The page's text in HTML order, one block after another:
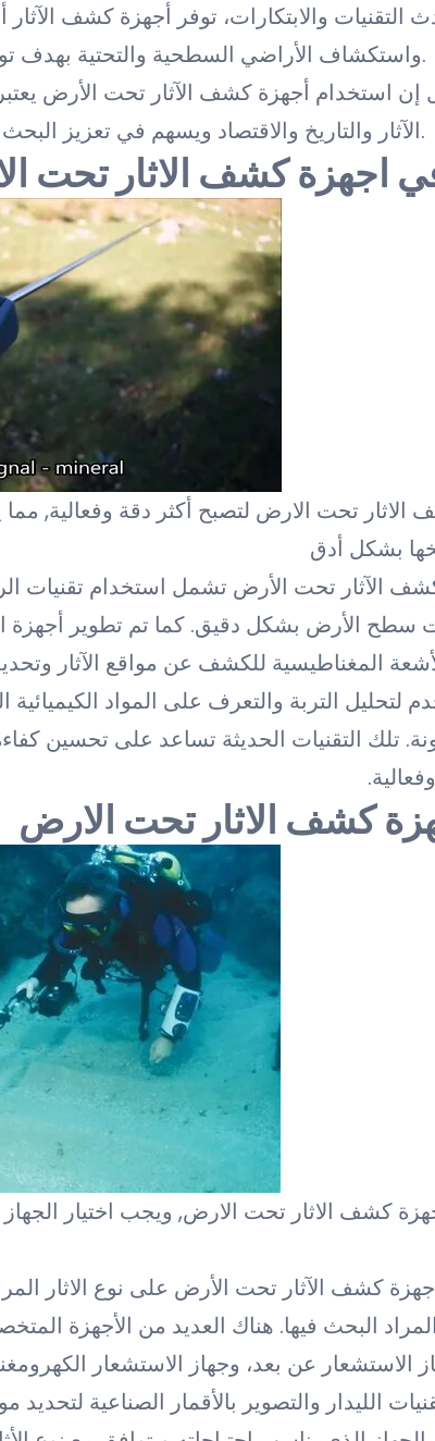
التقنيات والابتكارات، توفر أجهزة كشف
واستكشاف الأراضي السطحية والتحتية بهدف توثيق وحماية التاريخ والثقافة.
إن استخدام أجهزة كشف الآثار تحت الأرض
الآثار والتاريخ والاقتصاد ويسهم في تعزيز البحث العلمي والتنمية المستدامة.
اجهزة كشف الاثار تحت
الاثار تحت الارض لتصبح أكثر دقة وفعالية,
بشكل أدق
الآثار تحت الأرض تشمل استخدام تقنيات
سطح الأرض بشكل دقيق. كما تم تطوير
المغناطيسية للكشف عن مواقع الآثار
لتحليل التربة والتعرف على المواد
تلك التقنيات الحديثة تساعد على تحسين
كشف الاثار تحت الارض
كشف الاثار تحت الارض, ويجب اختيار الجهاز
كشف الآثار تحت الأرض على نوع الاثار
البحث فيها. هناك العديد من الأجهزة
الاستشعار عن بعد، وجهاز الاستشعار
الليدار والتصوير بالأقمار الصناعية